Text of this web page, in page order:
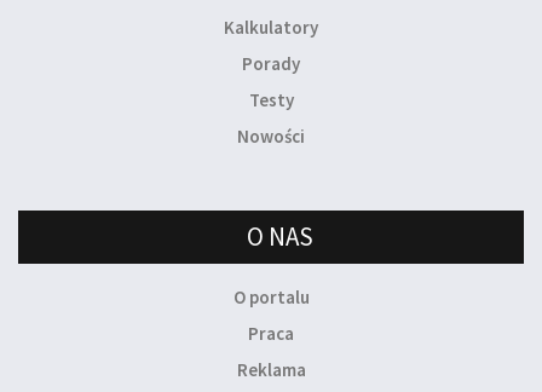
Kalkulatory
Porady
Testy
Nowości
O NAS
O portalu
Praca
Reklama